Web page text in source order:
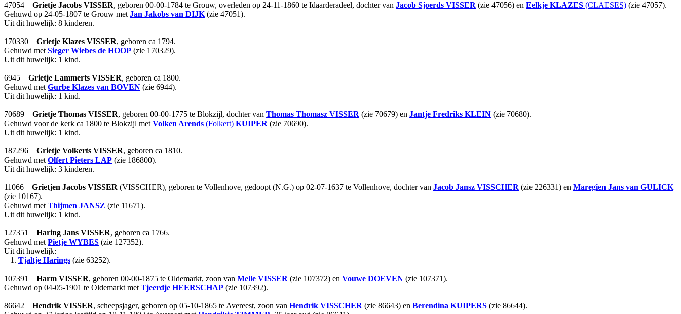
47054 Grietje Jacobs VISSER, geboren 00-00-1784 te Grouw, overleden op 24-11-1860 te Idaarderadeel, dochter van Jacob Sjoerds VISSER (zie 47056) en Eelkje KLAZES (CLAESES) (zie 47057).
Gehuwd op 24-05-1807 te Grouw met Jan Jakobs van DIJK (zie 47051).
Uit dit huwelijk: 8 kinderen.
170330 Grietje Klazes VISSER, geboren ca 1794.
Gehuwd met Sieger Wiebes de HOOP (zie 170329).
Uit dit huwelijk: 1 kind.
6945 Grietje Lammerts VISSER, geboren ca 1800.
Gehuwd met Gurbe Klazes van BOVEN (zie 6944).
Uit dit huwelijk: 1 kind.
70689 Grietje Thomas VISSER, geboren 00-00-1775 te Blokzijl, dochter van Thomas Thomasz VISSER (zie 70679) en Jantje Fredriks KLEIN (zie 70680).
Gehuwd voor de kerk ca 1800 te Blokzijl met Volken Arends (Folkert) KUIPER (zie 70690).
Uit dit huwelijk: 1 kind.
187296 Grietje Volkerts VISSER, geboren ca 1810.
Gehuwd met Olfert Pieters LAP (zie 186800).
Uit dit huwelijk: 3 kinderen.
11066 Grietjen Jacobs VISSER (VISSCHER), geboren te Vollenhove, gedoopt (N.G.) op 02-07-1637 te Vollenhove, dochter van Jacob Jansz VISSCHER (zie 226331) en Maregien Jans van GULICK
(zie 10167).
Gehuwd met Thijmen JANSZ (zie 11671).
Uit dit huwelijk: 1 kind.
127351 Haring Jans VISSER, geboren ca 1766.
Gehuwd met Pietje WYBES (zie 127352).
Uit dit huwelijk:
1. Tjaltje Harings (zie 63252).
107391 Harm VISSER, geboren 00-00-1875 te Oldemarkt, zoon van Melle VISSER (zie 107372) en Vouwe DOEVEN (zie 107371).
Gehuwd op 04-05-1901 te Oldemarkt met Tjeerdje HEERSCHAP (zie 107392).
86642 Hendrik VISSER, scheepsjager, geboren op 05-10-1865 te Avereest, zoon van Hendrik VISSCHER (zie 86643) en Berendina KUIPERS (zie 86644).